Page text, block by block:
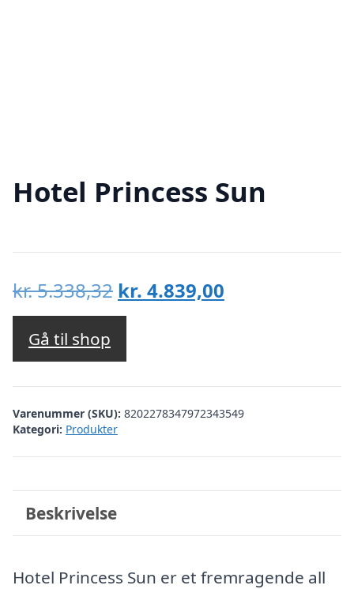
Hotel Princess Sun
kr.5.338,32 Den
oprindelige
var:
kr. 5.338,32.
kr. 4.839,00
kr. 4.839,00.
Gå til shop
Varenummer (SKU): 8202278347972343549
Kategori: Produkter
Beskrivelse
Hotel Princess Sun er et fremragende all